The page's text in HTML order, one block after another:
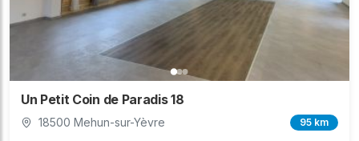
Un Petit Coin de Paradis 18
18500 Mehun-sur-Yèvre 95 km